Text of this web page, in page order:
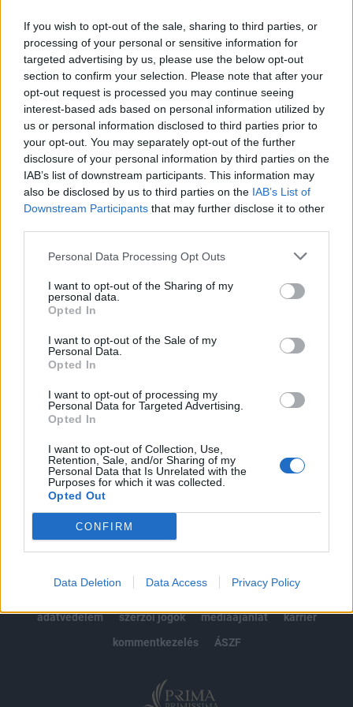
If you wish to opt-out of the sale, sharing to third parties, or
processing of your personal or sensitive information for
targeted advertising by us, please use the below opt-out
section to confirm your selection. Please note that after your
opt-out request is processed you may continue seeing
interest-based ads based on personal information utilized by
us or personal information disclosed to third parties prior to
your opt-out. You may separately opt-out of the further
disclosure of your personal information by third parties on the
IAB’s list of downstream participants. This information may
also be disclosed by us to third parties on the IAB’s List of
Downstream Participants that may further disclose it to other
Personal Data Processing Opt Outs
I want to opt-out of the Sharing of my
personal data.
Opted In
I want to opt-out of the Sale of my
Personal Data.
Opted In
I want to opt-out of processing my
Personal Data for Targeted Advertising.
Opted In
I want to opt-out of Collection, Use,
Retention, Sale, and/or Sharing of my
Personal Data that Is Unrelated with the
Purposes for which it was collected.
Opted Out
CONFIRM
Data Deletion Data Access Privacy Policy
Közzétette a Beva a 2014. évre vonatkozó beszámolóját,
amiből többek között az is kiderült, hogy az alap milyen
kártalanítási összeggel kalkulál a három brókerügyben.
Mint az várható volt, a Quaestor ügyében fizethet a
legtöbbet a Beva, de végre a Hungária ügyében is
megjelentek az első kalkulációk. Kártalanítás után -
Befektetés előttErről is szó lesz a Portfolio...
KEDVES OLVASÓNK!
A keresett cikk a portfolio.hu hírarchívumához
regisztrációhoz kötött.
Az előfizetés a következőket tartalmazza:
Portfolio.hu teljes cikkarchívum
kötéslistái
MÁR ELŐFIZETŐNK VAGY? BEJELENTKEZÉS
jogi nyilatkozat
süti beállítások
adatvédelem
szerzői jogok médiaajánlat
karrier
kommentkezelés
ÁSZF